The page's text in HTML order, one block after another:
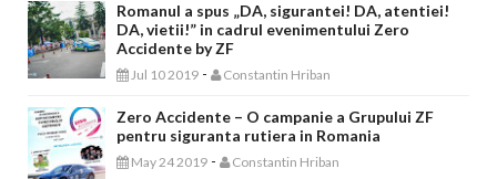
Romanul a spus „DA, sigurantei! DA, atentiei!
DA, vietii!” in cadrul evenimentului Zero
Accidente by ZF
Jul 10 2019 - Constantin Hriban
Zero Accidente – O campanie a Grupului ZF
pentru siguranta rutiera in Romania
May 24 2019 - Constantin Hriban